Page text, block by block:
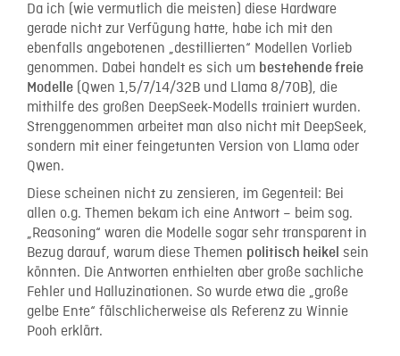
Da ich (wie vermutlich die meisten) diese Hardware
gerade nicht zur Verfügung hatte, habe ich mit den
ebenfalls angebotenen „destillierten“ Modellen Vorlieb
genommen. Dabei handelt es sich um bestehende freie
Modelle (Qwen 1,5/7/14/32B und Llama 8/70B), die
mithilfe des großen DeepSeek-Modells trainiert wurden.
Strenggenommen arbeitet man also nicht mit DeepSeek,
sondern mit einer feingetunten Version von Llama oder
Qwen.
Diese scheinen nicht zu zensieren, im Gegenteil: Bei
allen o.g. Themen bekam ich eine Antwort – beim sog.
„Reasoning“ waren die Modelle sogar sehr transparent in
Bezug darauf, warum diese Themen politisch heikel sein
könnten. Die Antworten enthielten aber große sachliche
Fehler und Halluzinationen. So wurde etwa die „große
gelbe Ente“ fälschlicherweise als Referenz zu Winnie
Pooh erklärt.